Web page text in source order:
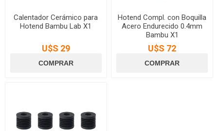
Calentador Cerámico para
Hotend Bambu Lab X1
U$S 29
Hotend Compl. con Boquilla
Acero Endurecido 0.4mm
Bambu X1
U$S 72